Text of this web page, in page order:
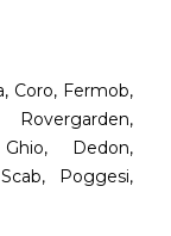
Coro, Fermob,
Ghio, Dedon,
Poggesi,